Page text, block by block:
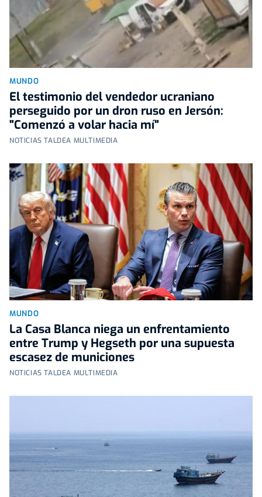
MUNDO
El testimonio del vendedor ucraniano
perseguido por un dron ruso en Jersón:
"Comenzó a volar hacia mí"
NOTICIAS TALDEA MULTIMEDIA
MUNDO
La Casa Blanca niega un enfrentamiento
entre Trump y Hegseth por una supuesta
escasez de municiones
NOTICIAS TALDEA MULTIMEDIA